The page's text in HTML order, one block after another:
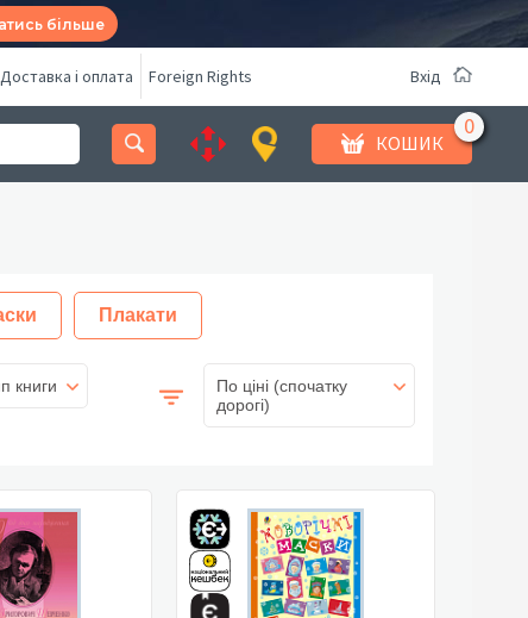
більше
Доставка і оплата Foreign Rights Вхід
КОШИК
Плакати
книги
По ціні (спочатку
дорогі)